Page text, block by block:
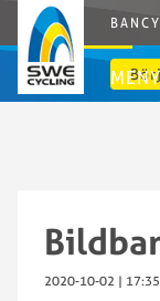
MENY
2020-10-02 | 17:35